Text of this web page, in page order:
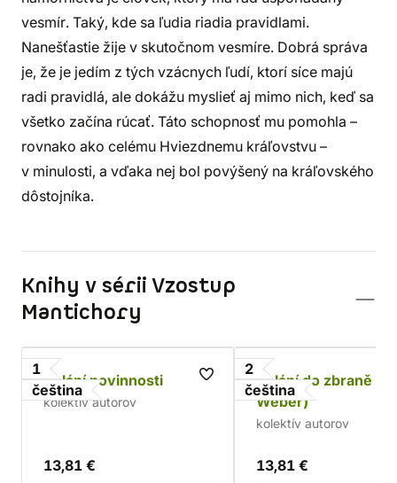
vesmír. Taký, kde sa ľudia riadia pravidlami.
Nanešťastie žije v skutočnom vesmíre. Dobrá správa
je, že je jedím z tých vzácnych ľudí, ktorí síce majú
radi pravidlá, ale dokážu myslieť aj mimo nich, keď sa
všetko začína rúcať. Táto schopnosť mu pomohla –
rovnako ako celému Hviezdnemu kráľovstvu –
v minulosti, a vďaka nej bol povýšený na kráľovského
dôstojníka.
Knihy v sérii Vzostup
Mantichory
1
čeština
Volání povinnosti
kolektív autorov
13,81 €
2
čeština
Volání do zbraně
Weber)
kolektív autorov
13,81 €